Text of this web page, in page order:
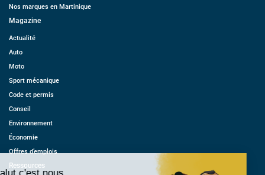
Nos marques en Martinique
Magazine
Actualité
Auto
Moto
Sport mécanique
Code et permis
Conseil
Environnement
Économie
Offres d’emplois
Ressources